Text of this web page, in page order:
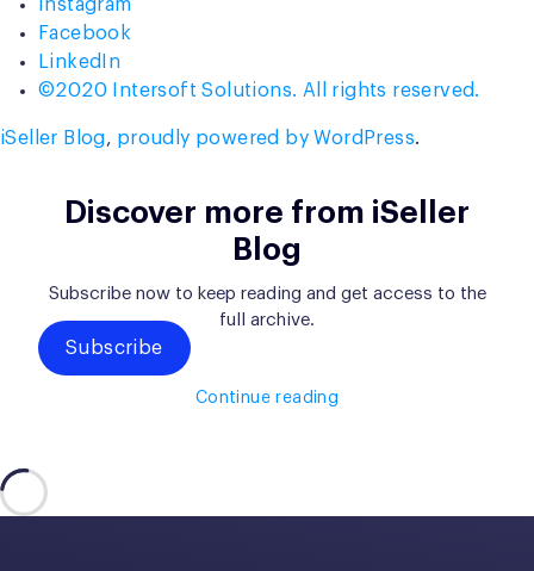
Instagram
Facebook
LinkedIn
©2020 Intersoft Solutions. All rights reserved.
iSeller Blog, proudly powered by WordPress.
Discover more from iSeller
Blog
Subscribe now to keep reading and get access to the
full archive.
Subscribe
Continue reading